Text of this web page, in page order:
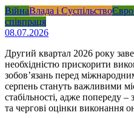
ВійнаВлада і Суспільство
співпраця
08.07.2026
Другий квартал 2026 року
необхідністю прискорити
зобов’язань перед
серпень стануть важливими
стабільності, адже попереду
та чергові оцінки виконання